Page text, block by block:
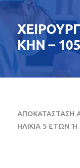
ΚΗΝ –
ΑΠΟΚΑΤΑΣΤΑΣΗ
ΗΛΙΚΙΑ 5 ΕΤΩΝ